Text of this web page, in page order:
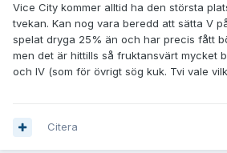
Vice City kommer alltid ha den största
tvekan. Kan nog vara beredd att sätta V
spelat dryga 25% än och har precis fått
men det är hittills så fruktansvärt mycket
och IV (som för övrigt sög kuk. Tvi vale
Citera